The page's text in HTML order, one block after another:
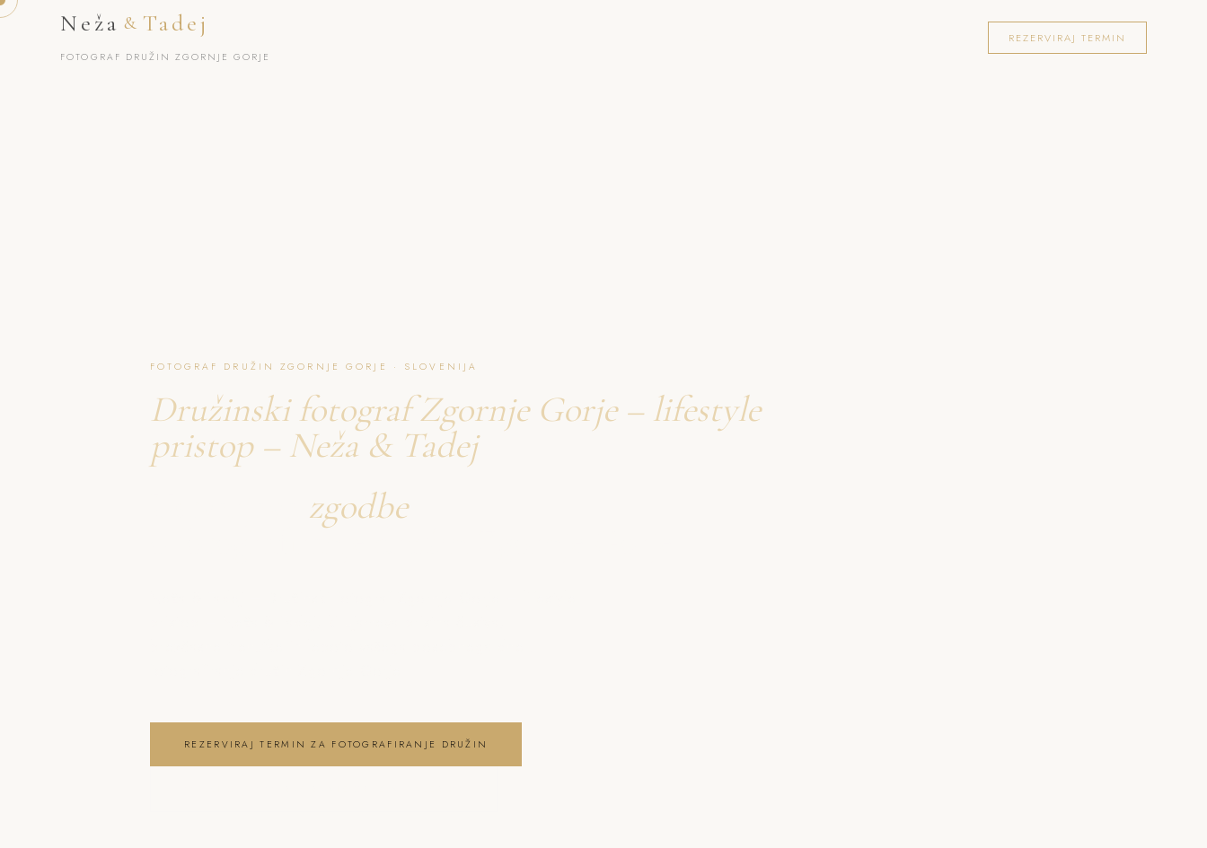
Neža & Tadej
FOTOGRAF DRUŽIN ZGORNJE GORJE
REZERVIRAJ TERMIN
FOTOGRAF DRUŽIN ZGORNJE GORJE · SLOVENIJA
Družinski fotograf Zgornje Gorje – lifestyle
pristop – Neža & Tadej
zgodbe
o fotografiranje družin Zgornje Gorje
REZERVIRAJ TERMIN ZA FOTOGRAFIRANJE DRUŽIN